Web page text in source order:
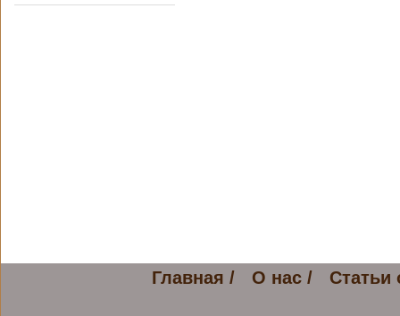
Главная / О нас / Статьи